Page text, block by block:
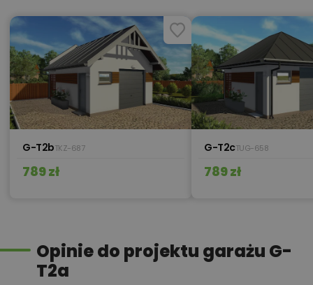
G-T2bTKZ-687
789 zł
G-T2cTUG-658
789 zł
Opinie do projektu garażu G-
T2a